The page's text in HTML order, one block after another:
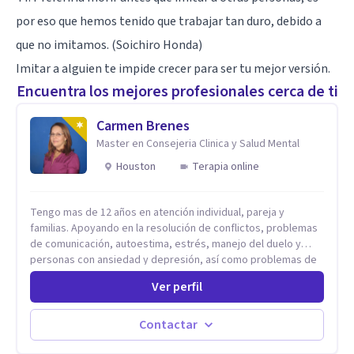
por eso que hemos tenido que trabajar tan duro, debido a
que no imitamos. (Soichiro Honda)
Imitar a alguien te impide crecer para ser tu mejor versión.
Encuentra los mejores profesionales cerca de ti
Carmen Brenes
Master en Consejeria Clinica y Salud Mental
Houston
Terapia online
Tengo mas de 12 años en atención individual, pareja y
familias. Apoyando en la resolución de conflictos, problemas
de comunicación, autoestima, estrés, manejo del duelo y
personas con ansiedad y depresión, así como problemas de
conducta y comportamiento. Desarrollo de personas
Estableciendo metas a corto y largo plazo, es vital para la
vida de cada uno tener su propia vision.
Ver perfil
Contactar